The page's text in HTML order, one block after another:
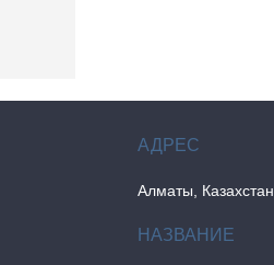
Алматы, Казахстан